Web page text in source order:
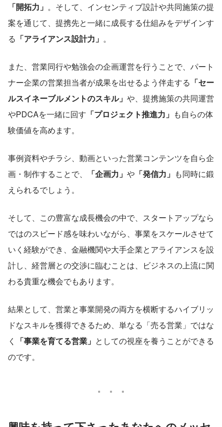
「開拓力」 。そして、インセンティブ設計や共同施策の提
案を通じて、提携先と一緒に成長する仕組みをデザインす
る 「アライアンス設計力」 。
また、営業同行や勉強会の企画運営を行うことで、パート
ナー企業の営業担当者が成果を出せるよう伴走する 「セー
ルスイネーブルメントのスキル」 や、提携施策の共同運営
やPDCAを一緒に回す 「プロジェクト推進力」 も自らの体
験価値を高めます。
事例資料やチラシ、動画といった営業コンテンツを自ら企
画・制作することで、
「企画力」 や 「発信力」 も同時に鍛
えられるでしょう。
そして、この豊富な成長機会の中で、スタートアップなら
ではのスピード感を味わいながら、事業をスケールさせて
いく経験ができ、金融機関や大手企業とアライアンスを設
計し、経営層との交渉に臨むことは、ビジネスの上流に関
わる貴重な機会でもあります。
結果として、営業と事業開発の両方を横断するハイブリッ
ドなスキルを獲得できるため、単なる「売る営業」ではな
く
「事業を育てる営業」 としての視座を養うことができる
のです。